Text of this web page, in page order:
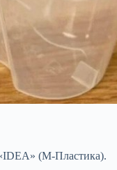
(М-Пластика).